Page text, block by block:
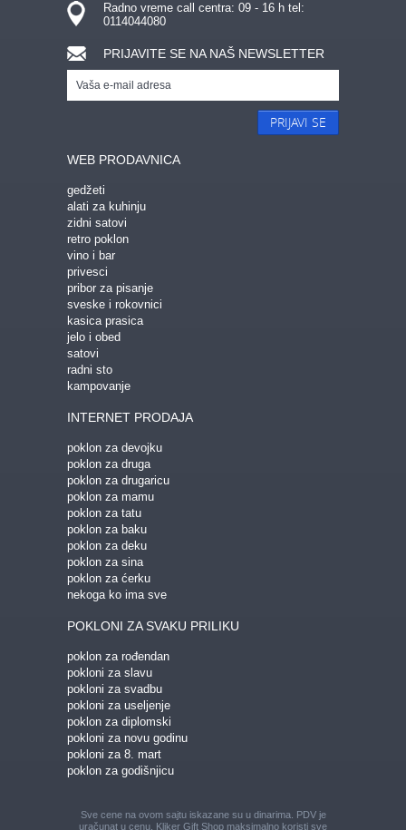
Radno vreme call centra: 09 - 16 h tel:
0114044080
PRIJAVITE SE NA NAŠ NEWSLETTER
PRIJAVI SE
WEB PRODAVNICA
gedžeti
alati za kuhinju
zidni satovi
retro poklon
vino i bar
privesci
pribor za pisanje
sveske i rokovnici
kasica prasica
jelo i obed
satovi
radni sto
kampovanje
INTERNET PRODAJA
poklon za devojku
poklon za druga
poklon za drugaricu
poklon za mamu
poklon za tatu
poklon za baku
poklon za deku
poklon za sina
poklon za ćerku
nekoga ko ima sve
POKLONI ZA SVAKU PRILIKU
poklon za rođendan
pokloni za slavu
pokloni za svadbu
pokloni za useljenje
poklon za diplomski
pokloni za novu godinu
pokloni za 8. mart
poklon za godišnjicu
Sve cene na ovom sajtu iskazane su u dinarima. PDV je
uračunat u cenu. Kliker Gift Shop maksimalno koristi sve